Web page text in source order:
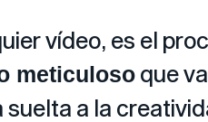
vídeo, es el
meticulosoque
suelta a la